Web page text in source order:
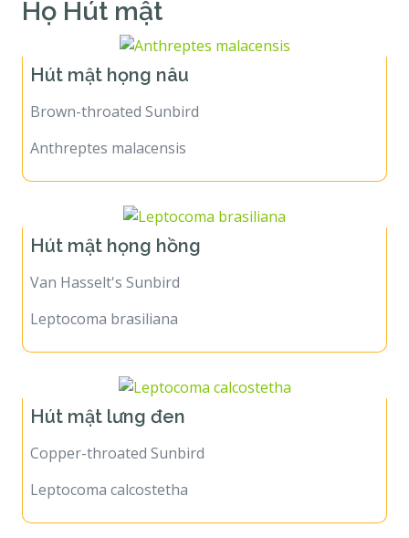
Họ Hút mật
Hút mật họng nâu
Anthreptes malacensis
Hút mật họng hồng
Leptocoma brasiliana
Hút mật lưng đen
Copper-throated Sunbird
Leptocoma calcostetha